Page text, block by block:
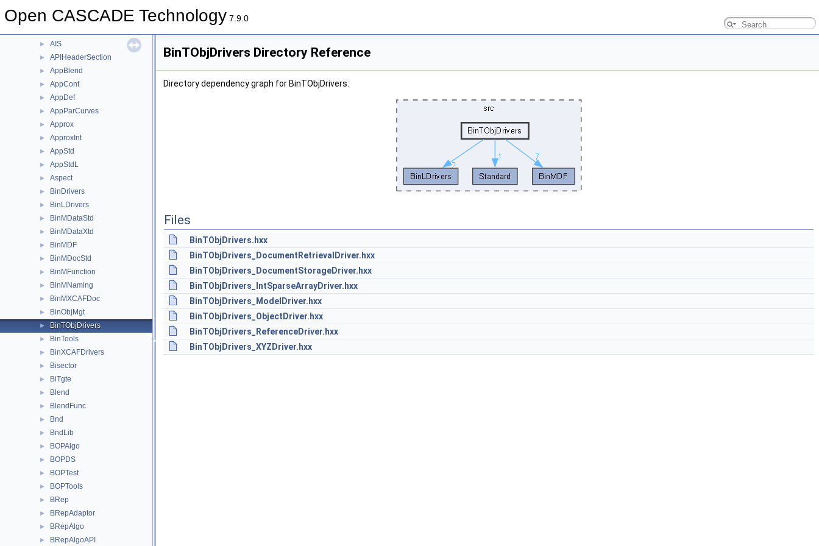
Open CASCADE Technology 7.9.0
► AdvApp2Var
► AIS
► APIHeaderSection
► AppBlend
► AppCont
► AppDef
► AppParCurves
► Approx
► ApproxInt
► AppStd
► AppStdL
► Aspect
► BinDrivers
► BinLDrivers
► BinMDataStd
► BinMDataXtd
► BinMDF
► BinMDocStd
► BinMFunction
► BinMNaming
► BinMXCAFDoc
► BinObjMgt
► BinTObjDrivers
► BinTools
► BinXCAFDrivers
► Bisector
► BiTgte
► Blend
► BlendFunc
► Bnd
► BndLib
► BOPAlgo
► BOPDS
► BOPTest
► BOPTools
► BRep
► BRepAdaptor
► BRepAlgo
► BRepAlgoAPI
BinTObjDrivers Directory Reference
Directory dependency graph for BinTObjDrivers:
Files
BinTObjDrivers.hxx
BinTObjDrivers_DocumentRetrievalDriver.hxx
BinTObjDrivers_DocumentStorageDriver.hxx
BinTObjDrivers_IntSparseArrayDriver.hxx
BinTObjDrivers_ModelDriver.hxx
BinTObjDrivers_ObjectDriver.hxx
BinTObjDrivers_ReferenceDriver.hxx
BinTObjDrivers_XYZDriver.hxx